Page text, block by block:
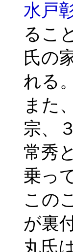
水戸
るこ
氏の
れる。
また
宗、
常秀
乗っ
この
が裏
丸氏